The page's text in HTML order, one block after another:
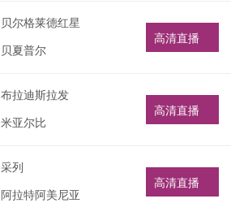
贝尔格莱德红星
贝夏普尔
高清直播
布拉迪斯拉发
米亚尔比
高清直播
采列
阿拉特阿美尼亚
高清直播